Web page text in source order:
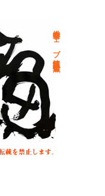
総合文学ウェブ情報誌 文学金魚